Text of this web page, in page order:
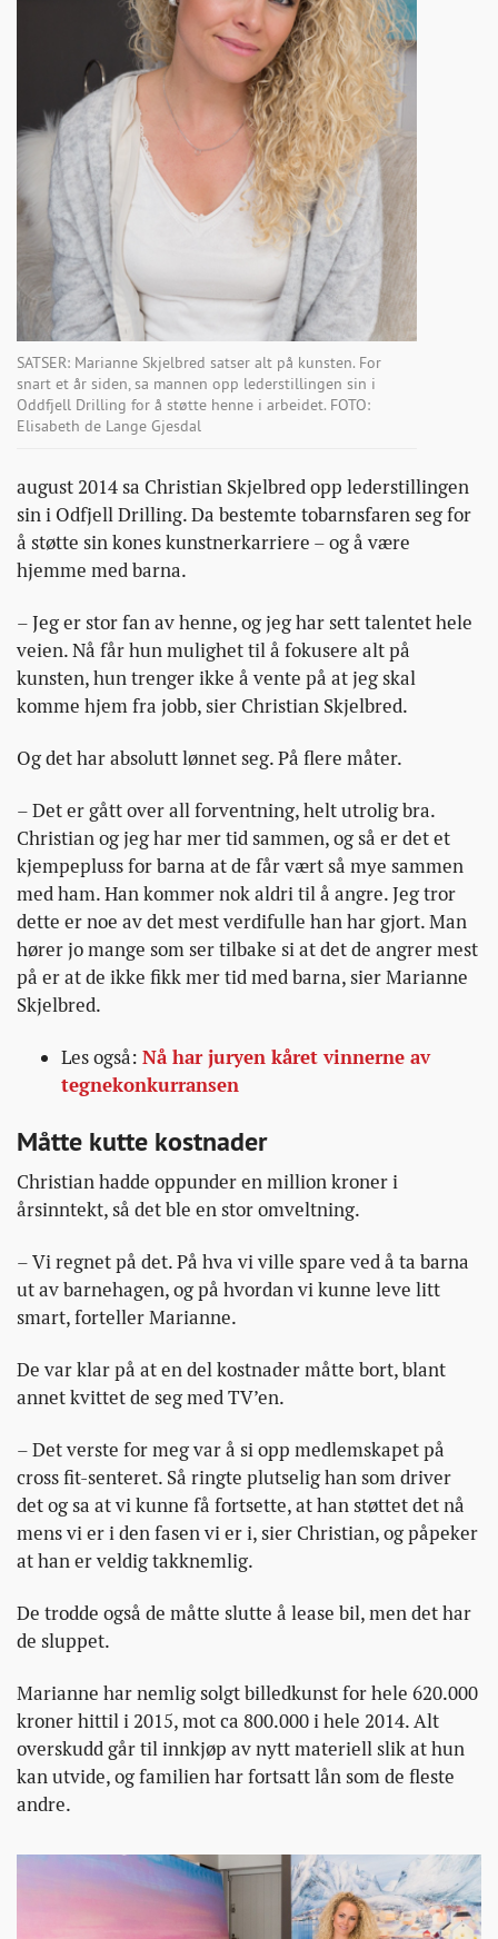
SATSER: Marianne Skjelbred satser alt på kunsten. For
snart et år siden, sa mannen opp lederstillingen sin i
Oddfjell Drilling for å støtte henne i arbeidet. FOTO:
Elisabeth de Lange Gjesdal
august 2014 sa Christian Skjelbred opp lederstillingen
sin i Odfjell Drilling. Da bestemte tobarnsfaren seg for
å støtte sin kones kunstnerkarriere – og å være
hjemme med barna.
– Jeg er stor fan av henne, og jeg har sett talentet hele
veien. Nå får hun mulighet til å fokusere alt på
kunsten, hun trenger ikke å vente på at jeg skal
komme hjem fra jobb, sier Christian Skjelbred.
Og det har absolutt lønnet seg. På flere måter.
– Det er gått over all forventning, helt utrolig bra.
Christian og jeg har mer tid sammen, og så er det et
kjempepluss for barna at de får vært så mye sammen
med ham. Han kommer nok aldri til å angre. Jeg tror
dette er noe av det mest verdifulle han har gjort. Man
hører jo mange som ser tilbake si at det de angrer mest
på er at de ikke fikk mer tid med barna, sier Marianne
Skjelbred.
Les også: Nå har juryen kåret vinnerne av
tegnekonkurransen
Måtte kutte kostnader
Christian hadde oppunder en million kroner i
årsinntekt, så det ble en stor omveltning.
– Vi regnet på det. På hva vi ville spare ved å ta barna
ut av barnehagen, og på hvordan vi kunne leve litt
smart, forteller Marianne.
De var klar på at en del kostnader måtte bort, blant
annet kvittet de seg med TV’en.
– Det verste for meg var å si opp medlemskapet på
cross fit-senteret. Så ringte plutselig han som driver
det og sa at vi kunne få fortsette, at han støttet det nå
mens vi er i den fasen vi er i, sier Christian, og påpeker
at han er veldig takknemlig.
De trodde også de måtte slutte å lease bil, men det har
de sluppet.
Marianne har nemlig solgt billedkunst for hele 620.000
kroner hittil i 2015, mot ca 800.000 i hele 2014. Alt
overskudd går til innkjøp av nytt materiell slik at hun
kan utvide, og familien har fortsatt lån som de fleste
andre.